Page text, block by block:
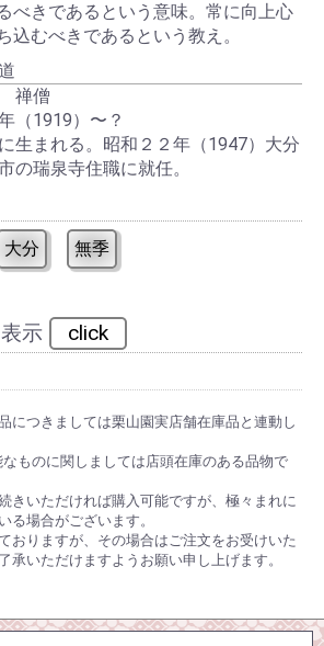
べきであるという意味。常に向上心
込むべきであるという教え。
禅僧
（1919）〜？
生まれる。昭和２２年（1947）大分
の瑞泉寺住職に就任。
大分 無季
示 click
につきましては栗山園実店舗在庫品と連動し
ものに関しましては店頭在庫のある品物で
きいただければ購入可能ですが、極々まれに
る場合がございます。
おりますが、その場合はご注文をお受けいた
承いただけますようお願い申し上げます。